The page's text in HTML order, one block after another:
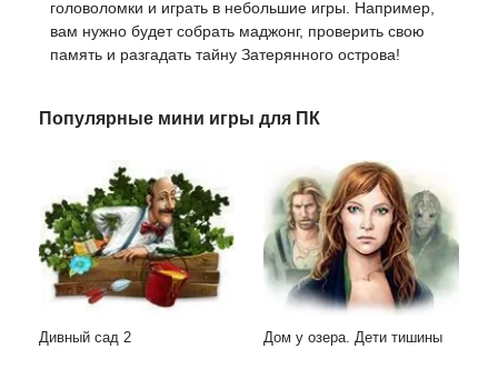
головоломки и играть в небольшие игры. Например,
вам нужно будет собрать маджонг, проверить свою
память и разгадать тайну Затерянного острова!
Популярные мини игры для ПК
Дивный сад 2 Дом у озера. Дети тишины